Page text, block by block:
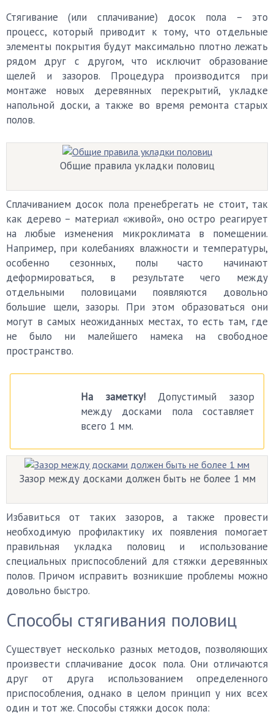
Стягивание (или сплачивание) досок пола – это
процесс, который приводит к тому, что отдельные
элементы покрытия будут максимально плотно лежать
рядом друг с другом, что исключит образование
щелей и зазоров. Процедура производится при
монтаже новых деревянных перекрытий, укладке
напольной доски, а также во время ремонта старых
полов.
Общие правила укладки половиц
Сплачиванием досок пола пренебрегать не стоит, так
как дерево – материал «живой», оно остро реагирует
на любые изменения микроклимата в помещении.
Например, при колебаниях влажности и температуры,
особенно сезонных, полы часто начинают
деформироваться, в результате чего между
отдельными половицами появляются довольно
большие щели, зазоры. При этом образоваться они
могут в самых неожиданных местах, то есть там, где
не было ни малейшего намека на свободное
пространство.
На заметку!Допустимый зазор
между досками пола составляет
всего 1 мм.
Зазор между досками должен быть не более 1 мм
Избавиться от таких зазоров, а также провести
необходимую профилактику их появления помогает
правильная укладка половиц и использование
специальных приспособлений для стяжки деревянных
полов. Причом исправить возникшие проблемы можно
довольно быстро.
Способы стягивания половиц
Существует несколько разных методов, позволяющих
произвести сплачивание досок пола. Они отличаются
друг от друга использованием определенного
приспособления, однако в целом принцип у них всех
один и тот же. Способы стяжки досок пола: